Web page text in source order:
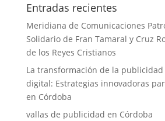
Entradas recientes
Meridiana de Comunicaciones
Solidario de Fran Tamaral y Cruz
de los Reyes Cristianos
La transformación de la
digital: Estrategias innovadoras
en Córdoba
vallas de publicidad en Córdoba